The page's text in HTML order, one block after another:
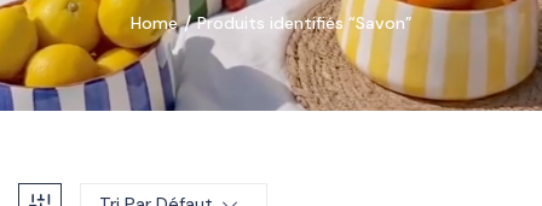
Home Produits identifiés “Savon”